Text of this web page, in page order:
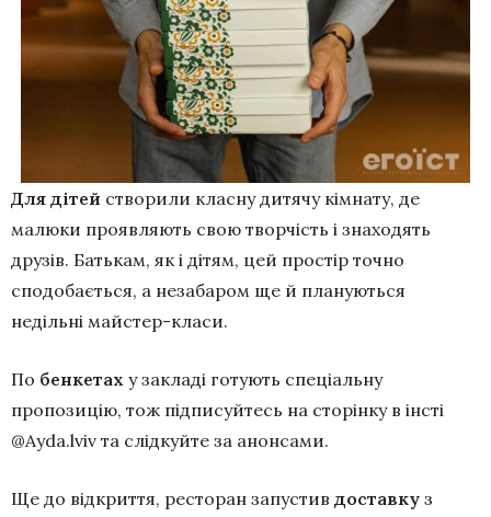
Для дітей створили класну дитячу кімнату, де
малюки проявляють свою творчість і знаходять
друзів. Батькам, як і дітям, цей простір точно
сподобається, а незабаром ще й плануються
недільні майстер-класи.
По бенкетах у закладі готують спеціальну
пропозицію, тож підписуйтесь на сторінку в інсті
@Ayda.lviv та слідкуйте за анонсами.
Ще до відкриття, ресторан запустив доставку з